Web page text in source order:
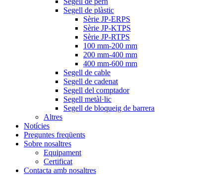
Segell de plàstic
Sèrie JP-ERPS
Sèrie JP-KTPS
Sèrie JP-RTPS
100 mm-200 mm
200 mm-400 mm
400 mm-600 mm
Segell de cable
Segell de cadenat
Segell del comptador
Segell metàl·lic
Segell de bloqueig de barrera
Altres
Notícies
Preguntes freqüents
Sobre nosaltres
Equipament
Certificat
Contacta amb nosaltres